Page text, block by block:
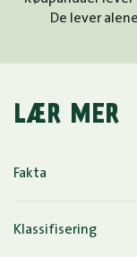
De lever
LÆR MER
Fakta
Klassifisering